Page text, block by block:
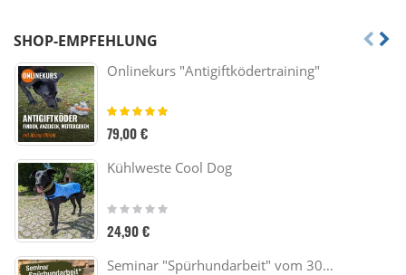
SHOP-EMPFEHLUNG
Onlinekurs "Antigiftködertraining"
Bewertung:
79,00 €
Kühlweste Cool Dog
Rating:
0%
24,90 €
Seminar "Spürhundarbeit" vom 30.10. - 01.11.26